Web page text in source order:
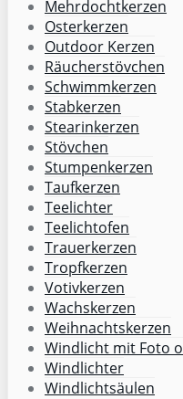
Mehrdochtkerzen
Osterkerzen
Outdoor Kerzen
Räucherstövchen
Schwimmkerzen
Stabkerzen
Stearinkerzen
Stövchen
Stumpenkerzen
Taufkerzen
Teelichter
Teelichtofen
Trauerkerzen
Tropfkerzen
Votivkerzen
Wachskerzen
Weihnachtskerzen
Windlicht mit Foto
Windlichter
Windlichtsäulen